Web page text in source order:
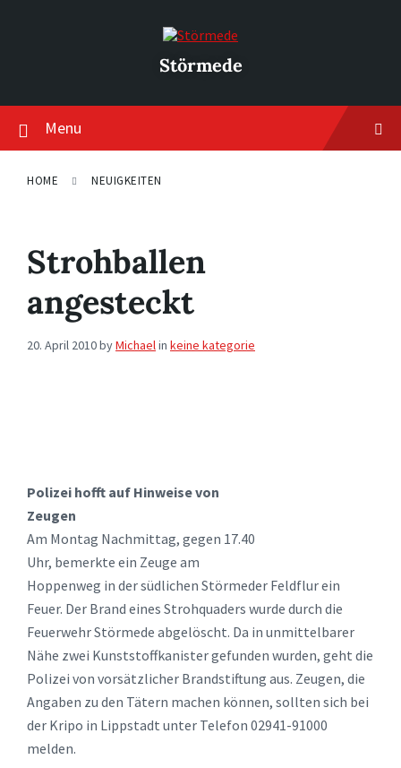
Störmede
Menu
HOME NEUIGKEITEN
Strohballen
angesteckt
20. April 2010byMichaelin keine kategorie
Polizei hofft auf Hinweise von
Zeugen
Am Montag Nachmittag, gegen 17.40
Uhr, bemerkte ein Zeuge am
Hoppenweg in der südlichen Störmeder Feldflur ein
Feuer. Der Brand eines Strohquaders wurde durch die
Feuerwehr Störmede abgelöscht. Da in unmittelbarer
Nähe zwei Kunststoffkanister gefunden wurden, geht die
Polizei von vorsätzlicher Brandstiftung aus. Zeugen, die
Angaben zu den Tätern machen können, sollten sich bei
der Kripo in Lippstadt unter Telefon 02941-91000
melden.